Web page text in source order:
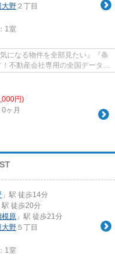
大野 ２丁目
1室
になる物件を全部見たい』『条
不動産会社専用の全国データベ
円)
ヶ月
」駅 徒歩14分
駅 徒歩20分
模原 」駅 徒歩21分
大野 ５丁目
1室